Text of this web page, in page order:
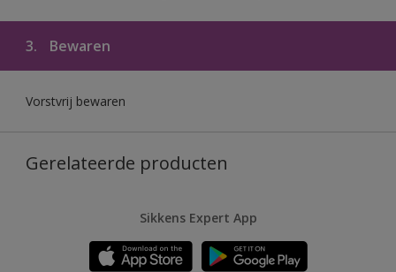
3. Bewaren
Vorstvrij bewaren
Gerelateerde producten
Sikkens Expert App